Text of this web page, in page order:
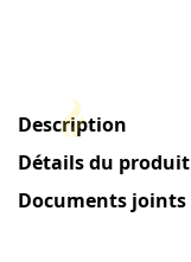
Description
Détails du produit
Documents joints